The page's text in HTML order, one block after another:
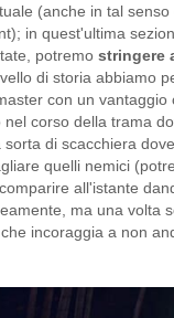
(anche in tal
in quest'ultima
potremo stringere
di storia abbiamo
con un vantaggio
nel corso della trama
di scacchiera
quelli nemici
all'istante
ma una volta
incoraggia a non